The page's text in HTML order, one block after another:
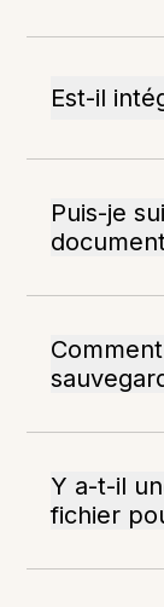
Est-il
Puis-je
Y a-t-il
fichier